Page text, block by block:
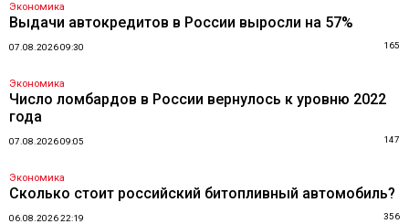
Экономика
Выдачи автокредитов в России выросли на 57%
07.08.2026 09:30 165
Экономика
Число ломбардов в России вернулось к уровню 2022
года
07.08.2026 09:05 147
Экономика
Сколько стоит российский битопливный автомобиль?
06.08.2026 22:19 356